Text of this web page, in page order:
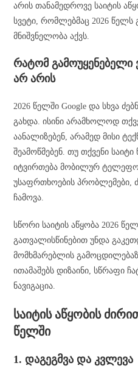
არის თანამედროვე საიტის
სვეტი, რომლებმაც 2026 წელს
მნიშვნელობა აქვს.
რატომ გამოუყენებელი
არ არის
2026 წელში Google და სხვა
გახდა. ისინი არამხოლოდ
აანალიზებენ, არამედ მისი
შეამოწმებენ. თუ თქვენი
იტვირთება მობილურ
უსაფრთხოების პრობლემები,
ჩამოვა.
სწორი საიტის აწყობა 2026
გათვალისწინებით უნდა
მომხმარებლის
ითამაშებს დიზაინი, სწრაფი
ნავიგაცია.
საიტის აწყობის
წელში
1. დაგეგმვა და კვლევა